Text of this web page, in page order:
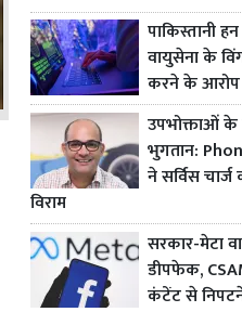
पाकिस्तानी
वायुसेना के
करने के आरोप
उपभोक्ताओं के
भुगतान:
ने सर्विस
विराम
सरकार-मेटा
डीपफेक,
कंटेंट से